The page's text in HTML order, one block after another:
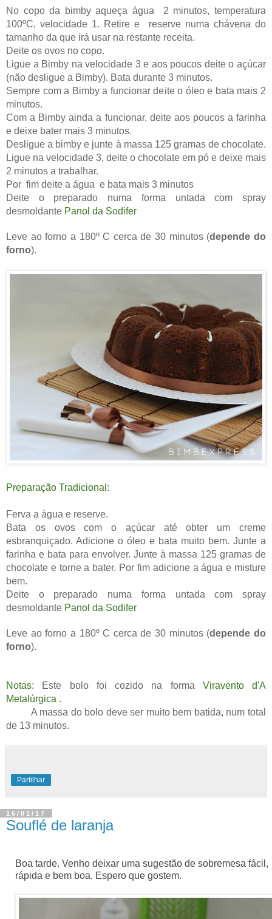
No copo da bimby aqueça água 2 minutos, temperatura
100ºC, velocidade 1. Retire e reserve numa chávena do
tamanho da que irá usar na restante receita.
Deite os ovos no copo.
Ligue a Bimby na velocidade 3 e aos poucos deite o açúcar
(não desligue a Bimby). Bata durante 3 minutos.
Sempre com a Bimby a funcionar deite o óleo e bata mais 2
minutos.
Com a Bimby ainda a funcionar, deite aos poucos a farinha
e deixe bater mais 3 minutos.
Desligue a bimby e junte à massa 125 gramas de chocolate.
Ligue na velocidade 3, deite o chocolate em pó e deixe mais
2 minutos a trabalhar.
Por fim deite a água e bata mais 3 minutos
Deite o preparado numa forma untada com spray
desmoldante Panol da Sodifer
Leve ao forno a 180º C cerca de 30 minutos (depende do
forno).
Preparação Tradicional:
Ferva a água e reserve.
Bata os ovos com o açúcar até obter um creme
esbranquiçado. Adicione o óleo e bata muito bem. Junte a
farinha e bata para envolver. Junte à massa 125 gramas de
chocolate e torne a bater. Por fim adicione a água e misture
bem.
Deite o preparado numa forma untada com spray
desmoldante Panol da Sodifer
Leve ao forno a 180º C cerca de 30 minutos (depende do
forno).
Notas: Este bolo foi cozido na forma Viravento d'A
Metalúrgica .
A massa do bolo deve ser muito bem batida, num total
de 13 minutos.
Partilhar
16/01/17
Souflé de laranja
Boa tarde. Venho deixar uma sugestão de sobremesa fácil,
rápida e bem boa. Espero que gostem.